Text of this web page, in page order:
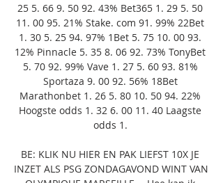
25 5. 66 9. 50 92. 43% Bet365 1. 29 5. 50
11. 00 95. 21% Stake. com 91. 99% 22Bet
1. 30 5. 25 94. 97% 1Bet 5. 75 10. 00 93.
12% Pinnacle 5. 35 8. 06 92. 73% TonyBet
5. 70 92. 99% Vave 1. 27 5. 60 93. 81%
Sportaza 9. 00 92. 56% 18Bet
Marathonbet 1. 26 5. 80 10. 50 94. 22%
Hoogste odds 1. 32 6. 00 11. 40 Laagste
odds 1.
BE: KLIK NU HIER EN PAK LIEFST 10X JE
INZET ALS PSG ZONDAGAVOND WINT VAN